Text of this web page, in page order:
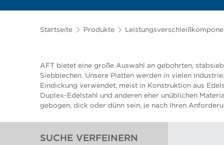
Startseite Produkte
AFT bietet eine große Auswahl an gebohrten,
Siebblechen. Unsere Platten werden in vielen
Eindickung verwendet, meist in Konstruktion aus
Duplex-Edelstahl und anderen eher unüblichen
gebogen, dick oder dünn sein, je nach Ihren
SUCHE VERFEINERN